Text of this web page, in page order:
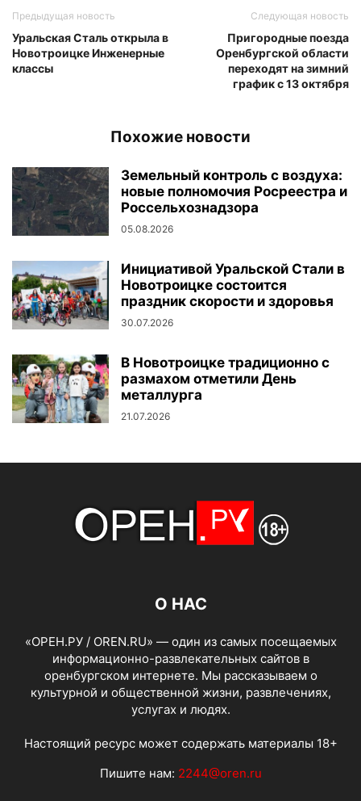
Предыдущая новость
Уральская Сталь открыла в
Новотроицке Инженерные
классы
Следующая новость
Пригородные поезда
Оренбургской области
переходят на зимний
график с 13 октября
Похожие новости
Земельный контроль с воздуха:
новые полномочия Росреестра и
Россельхознадзора
05.08.2026
Инициативой Уральской Стали в
Новотроицке состоится
праздник скорости и здоровья
30.07.2026
В Новотроицке традиционно с
размахом отметили День
металлурга
21.07.2026
О НАС
«ОРЕН.РУ / OREN.RU» — один из самых посещаемых
информационно-развлекательных сайтов в
оренбургском интернете. Мы рассказываем о
культурной и общественной жизни, развлечениях,
услугах и людях.
Настоящий ресурс может содержать материалы 18+
Пишите нам: 2244@oren.ru